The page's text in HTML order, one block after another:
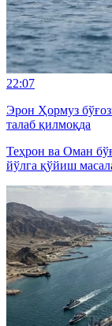
22:07
Эрон Ҳормуз
талаб қилмоқда
Теҳрон ва Оман
йўлга қўйиш